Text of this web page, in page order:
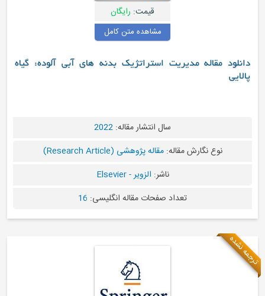
قیمت: رایگان
مشاهده متن کامل
دانلود مقاله مدیریت استراتژیک بدنه های آبی آلوده: گیاه
پالایی
سال انتشار مقاله: 2022
نوع نگارش مقاله:مقاله پژوهشی (Research Article)
ناشر: الزویر - Elsevier
تعداد صفحات مقاله انگلیسی: 16
ترجمه نشده